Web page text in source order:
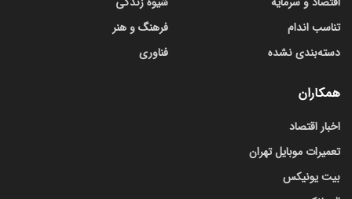
تناسب اندام
دسته‌بندی نشده
فرهنگ و هنر
فناوری
همکاران
اخبار اقتصاد
تعمیرات موبایل تهران
بیت یونیکس